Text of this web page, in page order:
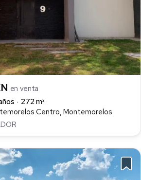
en venta
272 m²
Centro, Montemorelos